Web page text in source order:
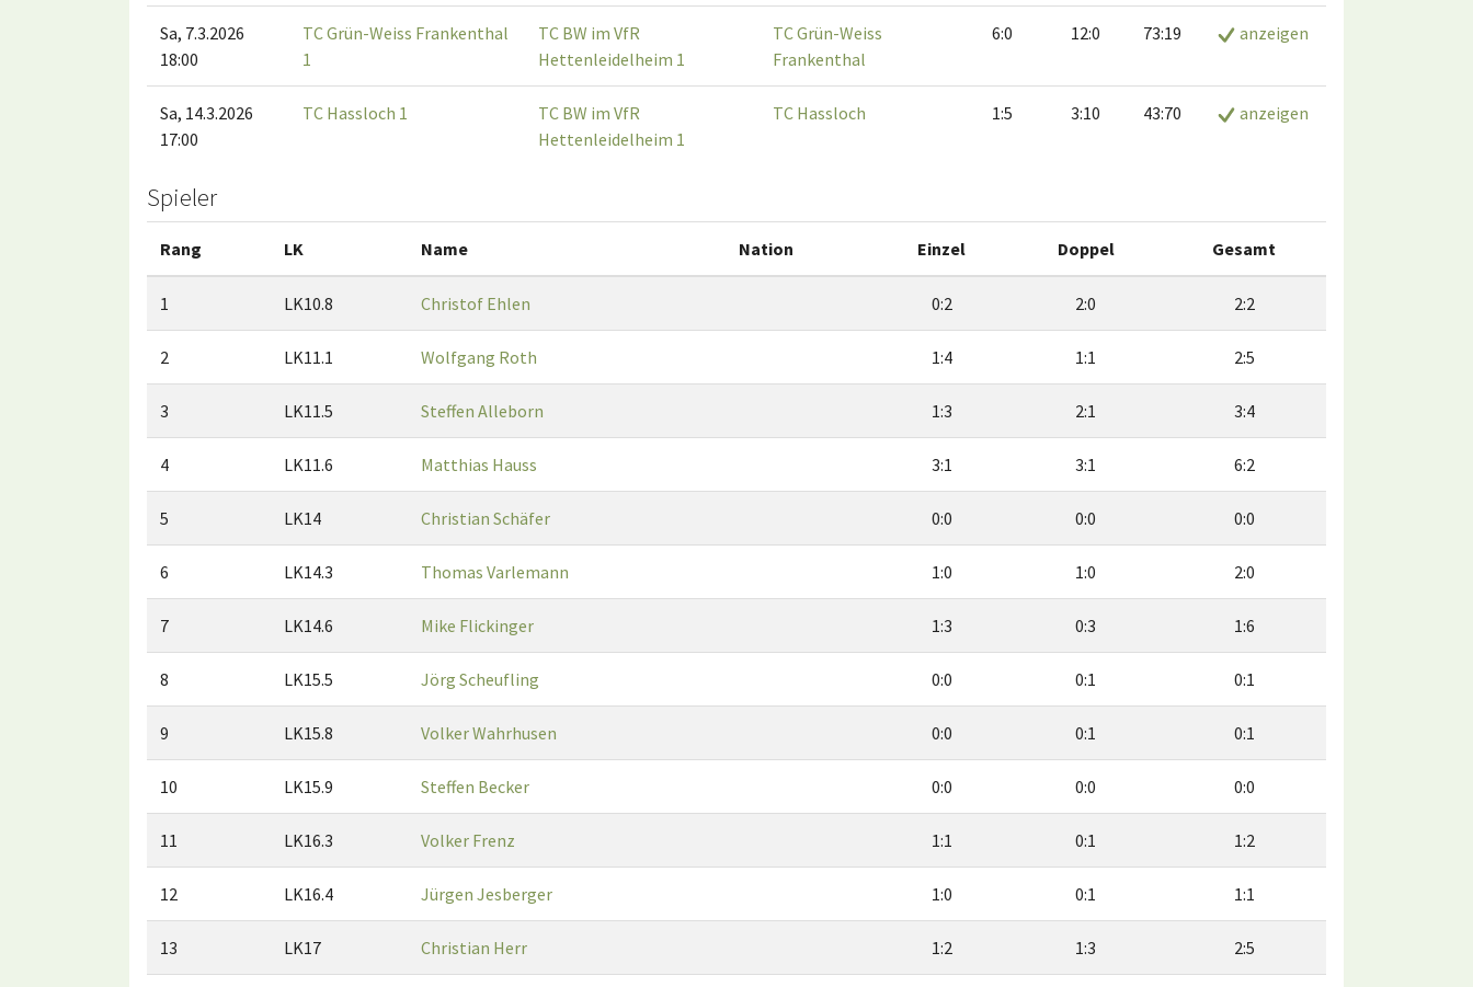
Sa, 7.3.2026
18:00
TC Grün-Weiss Frankenthal
1
TC BW im VfR
Hettenleidelheim 1
TC Grün-Weiss
Frankenthal
6:0 12:0 73:19 anzeigen
Sa, 14.3.2026
17:00
TC Hassloch 1
TC BW im VfR
Hettenleidelheim 1
TC Hassloch 1:5 3:10 43:70 anzeigen
Spieler
Rang LK Name Nation Einzel Doppel Gesamt
1 LK10.8 Christof Ehlen 0:2 2:0 2:2
2 LK11.1 Wolfgang Roth 1:4 1:1 2:5
3 LK11.5 Steffen Alleborn 1:3 2:1 3:4
4 LK11.6 Matthias Hauss 3:1 3:1 6:2
5 LK14 Christian Schäfer 0:0 0:0 0:0
6 LK14.3 Thomas Varlemann 1:0 1:0 2:0
7 LK14.6 Mike Flickinger 1:3 0:3 1:6
8 LK15.5 Jörg Scheufling 0:0 0:1 0:1
9 LK15.8 Volker Wahrhusen 0:0 0:1 0:1
10 LK15.9 Steffen Becker 0:0 0:0 0:0
11 LK16.3 Volker Frenz 1:1 0:1 1:2
12 LK16.4 Jürgen Jesberger 1:0 0:1 1:1
13 LK17 Christian Herr 1:2 1:3 2:5